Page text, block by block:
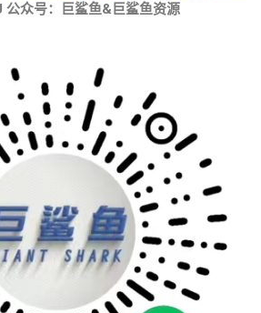
公众号：巨鲨鱼&巨鲨鱼资源